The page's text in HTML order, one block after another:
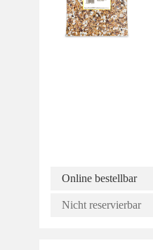
Online bestellbar
Nicht reservierbar